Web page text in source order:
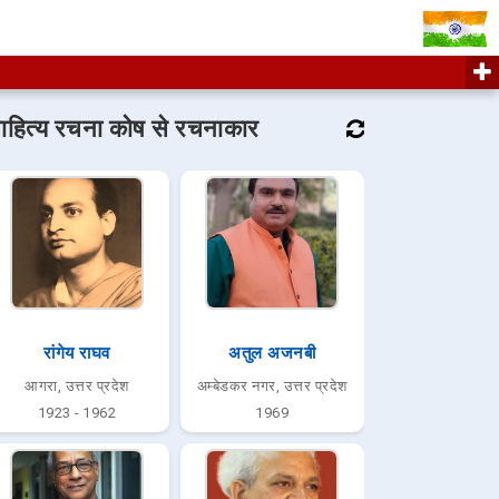
रचना कोष से रचनाकार
रांगेय राघव
आगरा, उत्तर प्रदेश
1923 - 1962
अतुल अजनबी
अम्बेडकर नगर, उत्तर प्रदेश
1969